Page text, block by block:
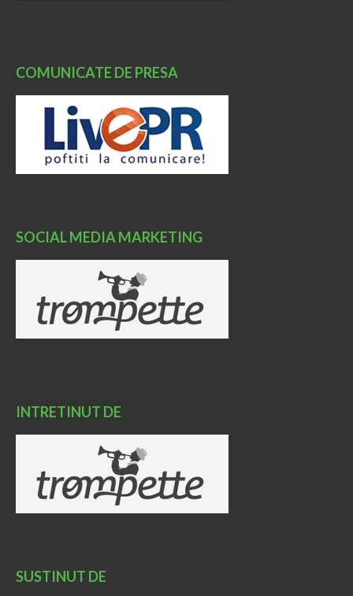
COMUNICATE DE PRESA
SOCIAL MEDIA MARKETING
INTRETINUT DE
SUSTINUT DE